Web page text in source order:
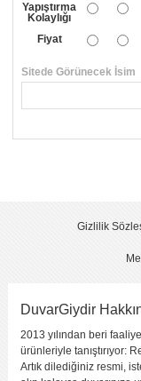
Yapıştırma
Kolaylığı
Fiyat
Sitede Görünecek İsim
Yorumu Gönder
Gizlilik
DuvarGiydir
2013 yılından beri
ürünleriyle tanıştırıyor:
Artık dilediğiniz resmi,